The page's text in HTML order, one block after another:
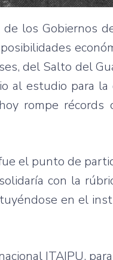
los Gobiernos
del Salto del
al estudio para
rompe récords
el punto de
con la
en el
ITAIPU,